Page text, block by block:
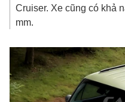
Cruiser. Xe cũng có khả
mm.